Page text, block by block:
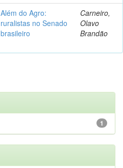
Além do Agro:
ruralistas no Senado
brasileiro
Carneiro,
Olavo
Brandão
1